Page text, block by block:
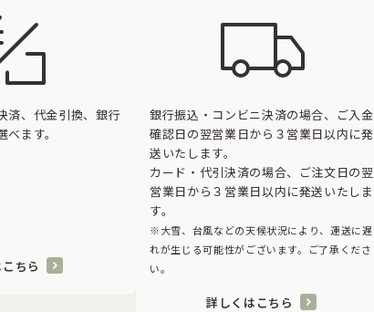
済、代金引換、銀行
ます。
ちら
銀行振込・コンビニ決済の場合、ご入金
確認日の翌営業日から３営業日以内に発
送いたします。
カード・代引決済の場合、ご注文日の翌
営業日から３営業日以内に発送いたしま
す。
※大雪、台風などの天候状況により、運送に遅
れが生じる可能性がございます。ご了承くださ
い。
詳しくはこちら